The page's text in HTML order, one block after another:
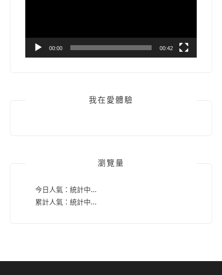
00:00 00:42
我在愛體驗
瀏覽量
今日人氣： 統計中...
累計人氣： 統計中...